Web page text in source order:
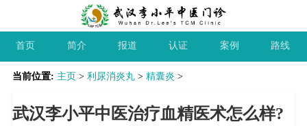
首页 简介 报道 认证 案例 路线
当前位置: 主页> 利尿消炎丸> 精囊炎 >
武汉李小平中医治疗血精医术怎么样?